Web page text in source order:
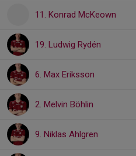
11. Konrad McKeown
19. Ludwig Rydén
6. Max Eriksson
2. Melvin Böhlin
9. Niklas Ahlgren